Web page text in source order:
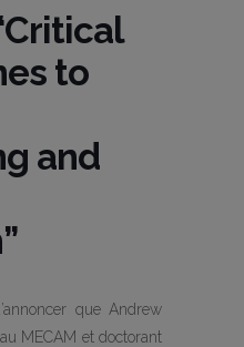
to
and
que Andrew
MECAM et doctorant